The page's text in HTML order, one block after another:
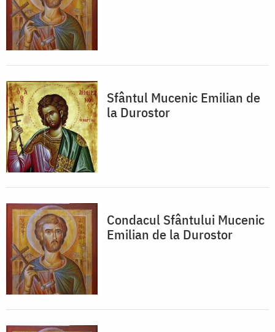
Sfântul Mucenic Emilian de
la Durostor
Condacul Sfântului Mucenic
Emilian de la Durostor